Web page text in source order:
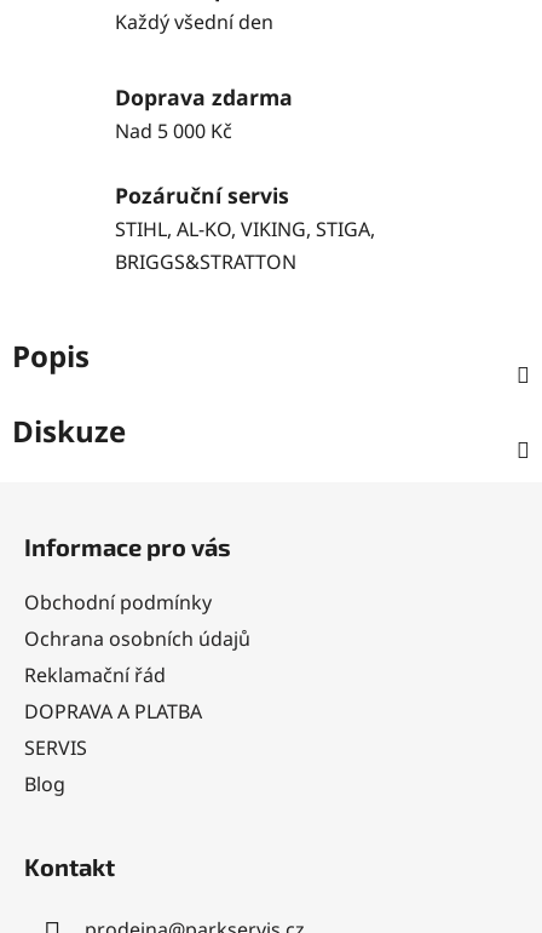
Každý všední den
Doprava zdarma
Nad 5 000 Kč
Pozáruční servis
STIHL, AL-KO, VIKING, STIGA,
BRIGGS&STRATTON
Popis
Diskuze
Informace pro vás
Obchodní podmínky
Ochrana osobních údajů
Reklamační řád
DOPRAVA A PLATBA
SERVIS
Blog
Kontakt